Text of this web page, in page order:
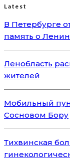
Latest
В Петербурге
память о
Ленобласть
жителей
Мобильный
Сосновом Бору
Тихвинская